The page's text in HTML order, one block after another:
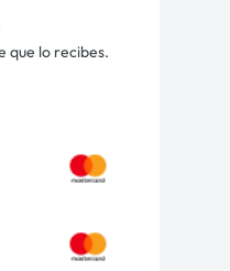
que lo recibes.